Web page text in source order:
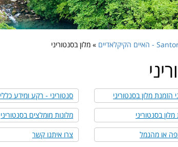
» מלון בסנטוריני
מלון בסנטוריני
סנטוריני - רקע ומידע כללי
בסנטוריני
מלונות מומלצים בסנטוריני
או מהנמל
צרו איתנו קשר